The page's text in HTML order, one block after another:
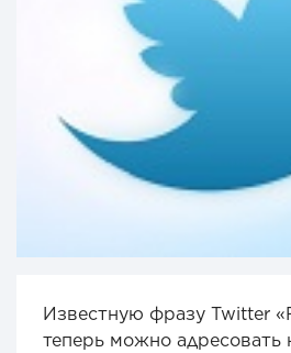
Известную фразу Twitter
теперь можно адресовать